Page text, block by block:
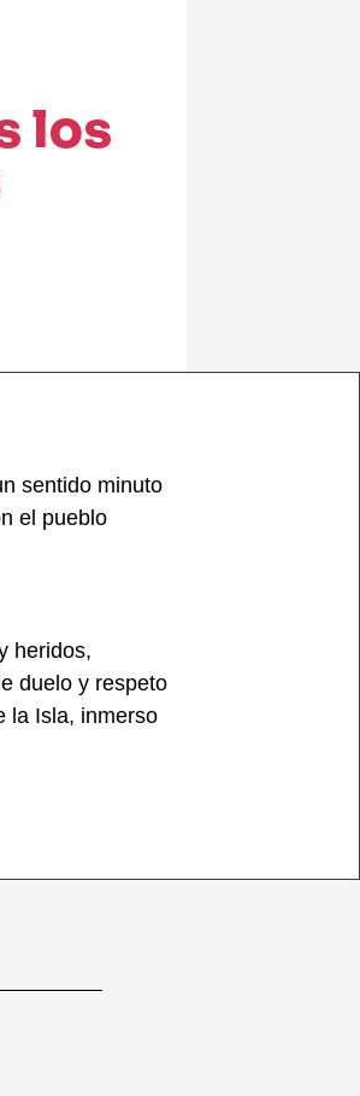
los
sentido minuto
el pueblo
heridos,
duelo y respeto
la Isla, inmerso